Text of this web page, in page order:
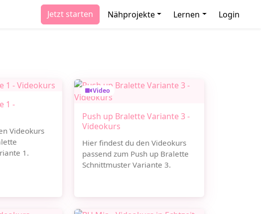
Jetzt starten Nähprojekte Lernen Login
1 -
Videokurs
1.
Video
Push up Bralette Variante 3 -
Videokurs
Hier findest du den Videokurs
passend zum Push up Bralette
Schnittmuster Variante 3.